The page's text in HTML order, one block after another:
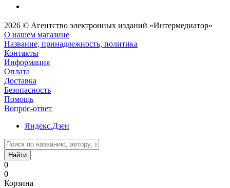
2026 © Агентство электронных изданий «Интермедиатор»
О нашем магазине
Название, принадлежность, политика
Контакты
Информация
Оплата
Доставка
Безопасность
Помощь
Вопрос-ответ
Яндекс.Дзен
Найти
0
0
Корзина